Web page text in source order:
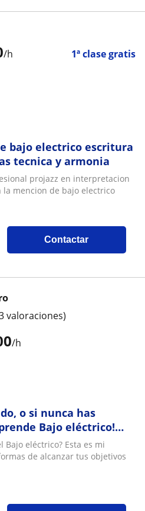
/h 1ª clase gratis
bajo electrico escritura
tecnica y armonia
projazz en interpretacion
mencion de bajo electrico
Contactar
/h
valoraciones)
o si nunca has
Bajo eléctrico!
virtual
eléctrico? Esta es mi
de alcanzar tus objetivos